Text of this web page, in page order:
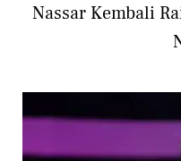
Nassar Kembali